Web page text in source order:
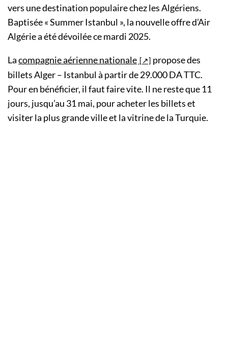
vers une destination populaire chez les Algériens.
Baptisée « Summer Istanbul », la nouvelle offre d’Air
Algérie a été dévoilée ce mardi 2025.
Lacompagnie aérienne nationale
propose des
billets Alger – Istanbul à partir de 29.000 DA TTC.
Pour en bénéficier, il faut faire vite. Il ne reste que 11
jours, jusqu’au 31 mai, pour acheter les billets et
visiter la plus grande ville et la vitrine de la Turquie.